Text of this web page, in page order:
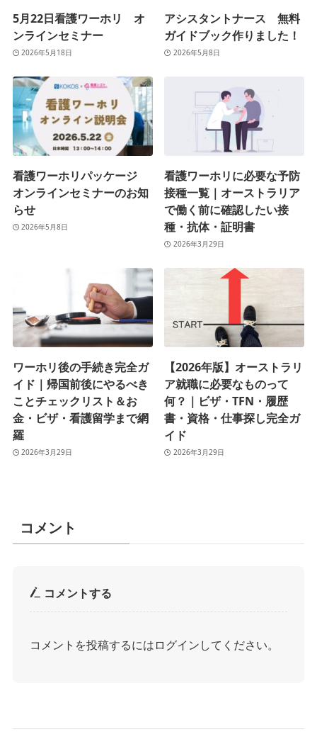
5月22日看護ワーホリ オ
ンラインセミナー
2026年5月18日
アシスタントナース 無料
ガイドブック作りました！
2026年5月8日
看護ワーホリパッケージ
オンラインセミナーのお知
らせ
2026年5月8日
看護ワーホリに必要な予防
接種一覧｜オーストラリア
で働く前に確認したい接
種・抗体・証明書
2026年3月29日
ワーホリ後の手続き完全ガ
イド｜帰国前後にやるべき
ことチェックリスト＆お
金・ビザ・看護留学まで網
羅
2026年3月29日
【2026年版】オーストラリ
ア就職に必要なものって
何？｜ビザ・TFN・履歴
書・資格・仕事探し完全ガ
イド
2026年3月29日
コメント
コメントする
コメントを投稿するにはログインしてください。